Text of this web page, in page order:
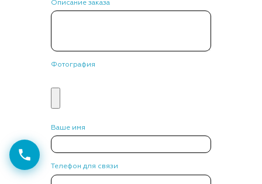
Описание заказа
Фотография
Ваше имя
Телефон для связи